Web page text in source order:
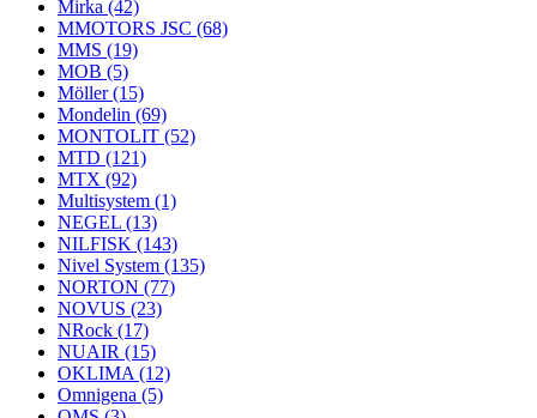
Mirka (42)
MMOTORS JSC (68)
MMS (19)
MOB (5)
Möller(15)
Mondelin (69)
MONTOLIT (52)
MTD (121)
MTX (92)
Multisystem (1)
NEGEL (13)
NILFISK (143)
Nivel System (135)
NORTON (77)
NOVUS (23)
NRock (17)
NUAIR (15)
OKLIMA (12)
Omnigena (5)